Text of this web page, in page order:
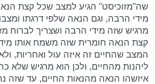
שה"מזוכיסט" הגיע למצב שכל קצת
מידי הרבה, וגם הנאה שלפי דרגתו
מרגיש שזה מידי הרבה ושצריך לברוח
קצת הנאה חומרית שזה משמח אותו
המצב שהחיים זה איזה עול ואחריות,
ליהנות מהחיים, ולכן הוא מרגיש שלא
איזשהו הנאה מהנאות החיים, עד שזה